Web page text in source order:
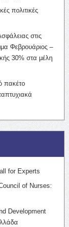
πολιτικές
στις
Φεβρουάριος –
30% στα μέλη
πακέτο
for Experts
of Nurses:
Development